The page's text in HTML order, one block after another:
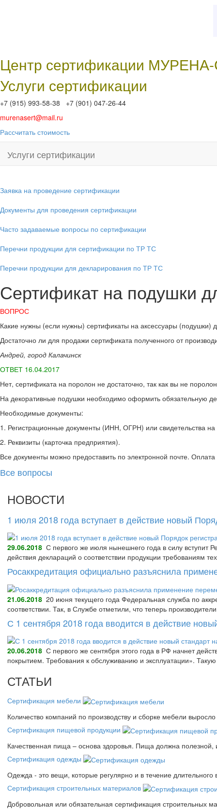
Центр сертификации
Услуги сертификации
+7 (915) 993-58-38 +7 (901) 047-26-44
murenasert@mail.ru
Рассчитать стоимость
Услуги сертификации
Заявка на проведение сертификации
Документы для проведения сертификации
Часто задаваемые вопросы по сертификации
Перечни продукции для сертификации по ТР ТС
Перечни продукции для декларирования по ТР ТС
Сертификат на подушки
ВОПРОС
Какие нужны (если нужны) сертификаты на аксессуары (подушки)
Достаточно ли для продажи сертификата полученного от
Андрей, город Калачинск
ОТВЕТ 16.04.2017
Нет, сертификата на поролон не достаточно, так как вы не
На декоративные подушки необходимо оформить обязательную
Необходимые документы:
1. Регистрационные документы (ИНН, ОГРН) или свидетельства
2. Реквизиты (карточка предприятия).
Все документы можно предоставить по электронной почте.
Все вопросы
НОВОСТИ
1 июля 2018 года вступает в действие новый
29.06.2018 С первого же июля нынешнего года в силу вступит
действия деклараций о соответствии продукции требованиям
Росаккредитация официально разъяснила
21.06.2018 20 июня текущего года Федеральная служба по
соответствии. Так, в Службе отметили, что теперь
С 1 сентября 2018 года вводится в действие
20.06.2018 С первого же сентября этого года в РФ начнет
покрытием. Требования к обслуживанию и эксплуатации».
СТАТЬИ
Сертификация мебели
Количество компаний по производству и сборке мебели
Сертификация пищевой продукции
Качественная пища – основа здоровья. Пища должна
Сертификация одежды
Одежда - это вещи, которые регулярно и в течение
Сертификация строительных материалов
Добровольная или обязательная сертификация строительных